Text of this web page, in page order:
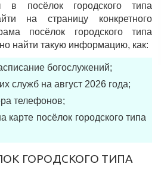
в посёлок городского типа
на страницу конкретного
посёлок городского типа
найти такую информацию, как:
богослужений;
служб на август 2026 года;
телефонов;
карте посёлок городского типа
ГОРОДСКОГО ТИПА